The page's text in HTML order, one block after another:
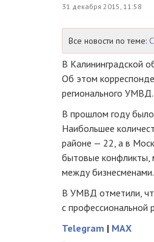
31 декабря 2015, 11:58
Все новости по теме:
В Калининградской
Об этом
регионального УМВД.
В прошлом году
Наибольшее
районе — 22, а в
бытовые конфликты,
между бизнесменами.
В УМВД отметили,
с профессиональной
Telegram | MAX